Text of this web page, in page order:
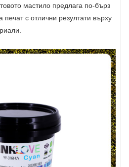
мастило предлага по-бърз
с отлични резултати върху